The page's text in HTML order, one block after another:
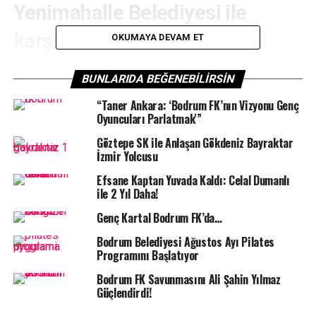
Yenimahalle Belediyesi ile
karşılaşacak.
BODRUM SPOR TV –Geçtiğimiz aylarda HDI Türkiye
Kupası’nı Bodrum’a getirerek gururlandıran, geçtiğimiz
günlerde de Türkiye Hentbol Federasyonu Kadınlar
Süper Kupa mücadelesi için 2022-2023 sezonu
şampiyonu Kastamonu Belediyesispor’u yenerek süper
kupayı da evine getiren Armada Praxis Yalıkavakspor,
Ankara temsilcisi Yenimahallespor ile kendi evinde karşı
karşıya gelecek.
Binnaz Karakaya Spor Salonu’nda gerçekleşecek olan
mücadelede Denizin Kızları, seyircisinin desteğini sahada
yine hissetmek istiyor. Geçtiğimiz haftayı BAY geçen ve
maç eksiği ile 2 puanla ligin 6. Sırasında yer alan Armada
Praxis Yalıkavakspor’un bu yılki hedefi şampiyonluk.
OKUMAYA DEVAM ET
BUNLARIDA BEĞENEBILIRSIN
“Taner Ankara: ‘Bodrum FK’nın Vizyonu Genç
Oyuncuları Parlatmak'”
Göztepe SK ile Anlaşan Gökdeniz Bayraktar
İzmir Yolcusu
Efsane Kaptan Yuvada Kaldı: Celal Dumanlı
ile 2 Yıl Daha!
Genç Kartal Bodrum FK’da…
Bodrum Belediyesi Ağustos Ayı Pilates
Programını Başlatıyor
Bodrum FK Savunmasını Ali Şahin Yılmaz
Güçlendirdi!